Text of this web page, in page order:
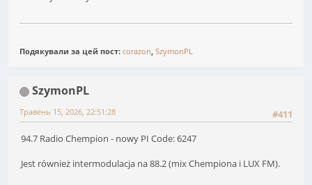
Подякували за цей пост: corazon, SzymonPL
SzymonPL
#411
Травень 15, 2026, 22:51:28
94.7 Radio Chempion - nowy PI Code: 6247
Jest również intermodulacja na 88.2 (mix Chempiona i LUX FM).